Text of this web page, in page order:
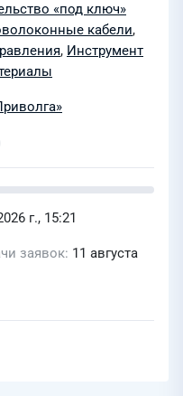
«под ключ»
кабели,
, Инструмент
г., 15:21
заявок 11 августа